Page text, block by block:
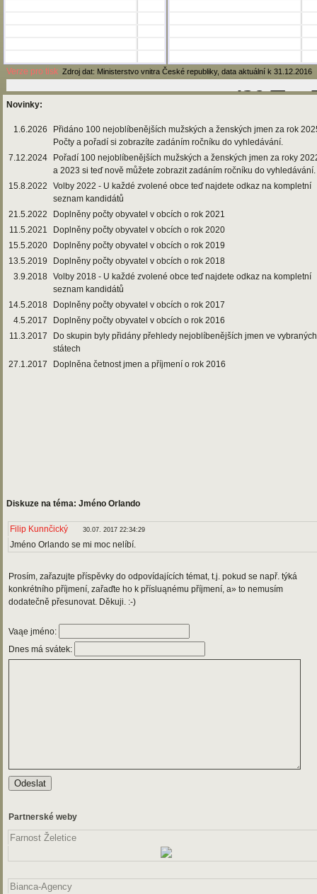
Verze pro tisk Zdroj dat: Ministerstvo vnitra České republiky, data aktuální k 31.12.2016
Novinky:
1.6.2026
Přidáno 100 nejoblíbenějších mužských a ženských jmen za rok
Počty a pořadí si zobrazíte zadáním ročníku do vyhledávání.
7.12.2024
Pořadí 100 nejoblíbenějších mužských a ženských jmen za roky
a 2023 si teď nově můžete zobrazit zadáním ročníku do vyhledávání.
15.8.2022
Volby 2022 - U každé zvolené obce teď najdete odkaz na kompletní
seznam kandidátů
21.5.2022
Doplněny počty obyvatel v obcích o rok 2021
11.5.2021
Doplněny počty obyvatel v obcích o rok 2020
15.5.2020
Doplněny počty obyvatel v obcích o rok 2019
13.5.2019
Doplněny počty obyvatel v obcích o rok 2018
3.9.2018 Volby 2018 - U každé zvolené obce teď najdete odkaz na kompletní
seznam kandidátů
14.5.2018
Doplněny počty obyvatel v obcích o rok 2017
4.5.2017
Doplněny počty obyvatel v obcích o rok 2016
11.3.2017
Do skupin byly přidány přehledy nejoblíbenějších jmen ve vybraných
státech
27.1.2017
Doplněna četnost jmen a příjmení o rok 2016
Diskuze na téma: Jméno Orlando
Filip Kunnčický 30.07. 2017 22:34:29
Jméno Orlando se mi moc nelíbí.
Prosím, zařazujte příspěvky do odpovídajících témat, t.j. pokud se např. týká
konkrétního příjmení, zařaďte ho k přísluąnému příjmení, a» to nemusím
dodatečně přesunovat. Děkuji. :-)
Vaąe jméno:
Dnes má svátek:
Partnerské weby
Farnost Želetice
Bianca-Agency